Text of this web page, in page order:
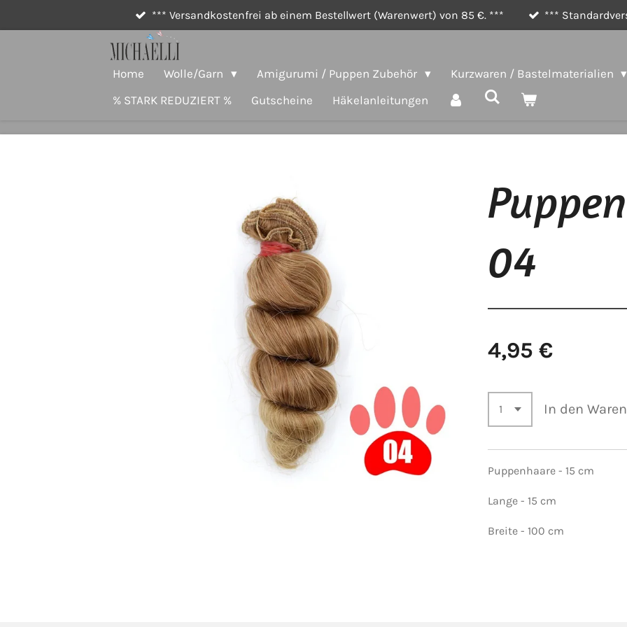
*** Versandkostenfrei ab einem Bestellwert (Warenwert) von 85 €. *** ***
Home Wolle/Garn Amigurumi / Puppen Zubehör Kurzwaren / Bastelmaterialien
% STARK REDUZIERT %
Gutscheine Häkelanleitungen
04
4,95 €
In den
Puppenhaare - 15 cm
Lange - 15 cm
Breite - 100 cm